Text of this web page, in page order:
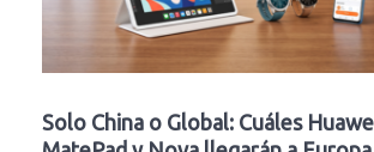
Solo China o Global: Cuáles